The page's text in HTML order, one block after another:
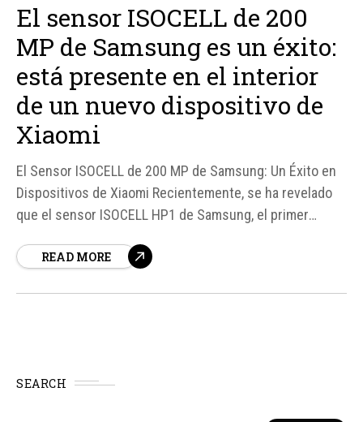
El sensor ISOCELL de 200
MP de Samsung es un éxito:
está presente en el interior
de un nuevo dispositivo de
Xiaomi
El Sensor ISOCELL de 200 MP de Samsung: Un Éxito en
Dispositivos de Xiaomi Recientemente, se ha revelado
que el sensor ISOCELL HP1 de Samsung, el primer
móviles, ha sido utilizado en un nuevo dispositivo de
READ MORE
SEARCH